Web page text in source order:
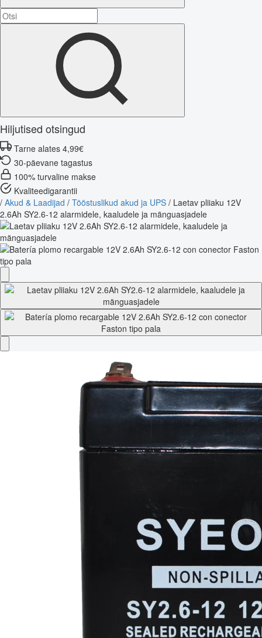
Hiljutised otsingud
Tarne alates 4,99€
30-päevane tagastus
100% turvaline makse
Kvaliteedigarantii
/ Akud & Laadijad / Tööstuslikud akud ja UPS / Laetav pliiaku 12V
2.6Ah SY2.6-12 alarmidele, kaaludele ja mänguasjadele